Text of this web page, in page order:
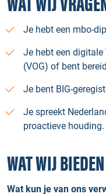
WAT WIJ
Je hebt een mbo-
Je hebt een digitale
(VOG) of bent
Je bent BIG-
Je spreekt
proactieve houding.
WAT WIJ BIEDEN
Wat kun je van ons